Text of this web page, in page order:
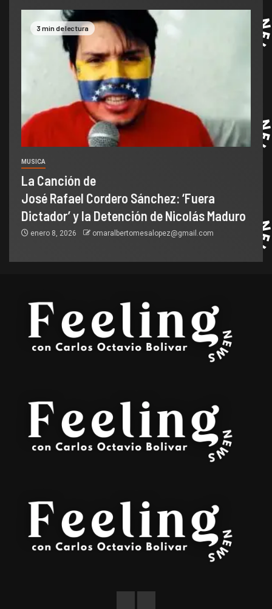
3 min de lectura
MUSICA
La Canción de
José Rafael Cordero Sánchez: ‘Fuera
Dictador’ y la Detención de Nicolás Maduro
enero 8, 2026 omaralbertomesalopez@gmail.com